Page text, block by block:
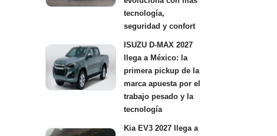
tecnología,
seguridad y confort
ISUZU D-MAX 2027
llega a México: la
primera pickup de la
marca apuesta por el
trabajo pesado y la
tecnología
Kia EV3 2027 llega a